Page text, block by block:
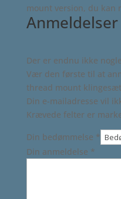
mount version, du kan
Anmeldelser
Der er endnu ikke
Vær den første til at
thread mount
Din e-mailadresse vil
Krævede felter er
Din bedømmelse *
Din anmeldelse *